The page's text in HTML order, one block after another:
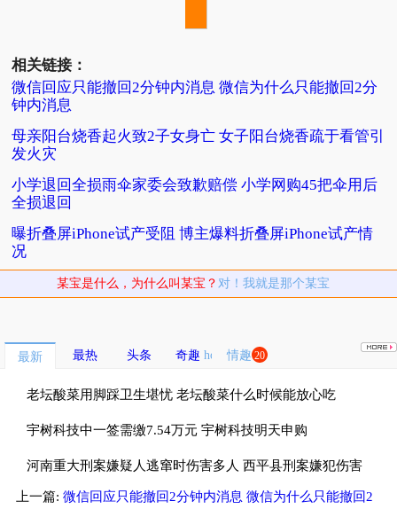
相关链接：
微信回应只能撤回2分钟内消息 微信为什么只能撤回2分
钟内消息
母亲阳台烧香起火致2子女身亡 女子阳台烧香疏于看管引
发火灾
小学退回全损雨伞家委会致歉赔偿 小学网购45把伞用后
全损退回
曝折叠屏iPhone试产受阻 博主爆料折叠屏iPhone试产情
况
某宝是什么，为什么叫某宝？ 对！我就是那个某宝
最新 最热 头条 奇趣 情趣 20
老坛酸菜用脚踩卫生堪忧 老坛酸菜什么时候能放心吃
宇树科技中一签需缴7.54万元 宇树科技明天申购
河南重大刑案嫌疑人逃窜时伤害多人 西平县刑案嫌犯伤害
多名无辜群众
上一篇: 微信回应只能撤回2分钟内消息 微信为什么只能撤回2